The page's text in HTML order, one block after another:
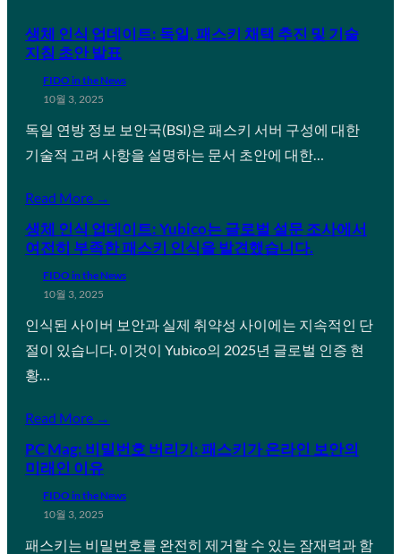
생체 인식 업데이트: 독일, 패스키 채택 추진 및 기술
지침 초안 발표
FIDO in the News
10월 3, 2025
독일 연방 정보 보안국(BSI)은 패스키 서버 구성에 대한
기술적 고려 사항을 설명하는 문서 초안에 대한…
Read More →
생체 인식 업데이트: Yubico는 글로벌 설문 조사에서
여전히 부족한 패스키 인식을 발견했습니다.
FIDO in the News
10월 3, 2025
인식된 사이버 보안과 실제 취약성 사이에는 지속적인 단
절이 있습니다. 이것이 Yubico의 2025년 글로벌 인증 현
황…
Read More →
PC Mag: 비밀번호 버리기: 패스키가 온라인 보안의
미래인 이유
FIDO in the News
10월 3, 2025
패스키는 비밀번호를 완전히 제거할 수 있는 잠재력과 함